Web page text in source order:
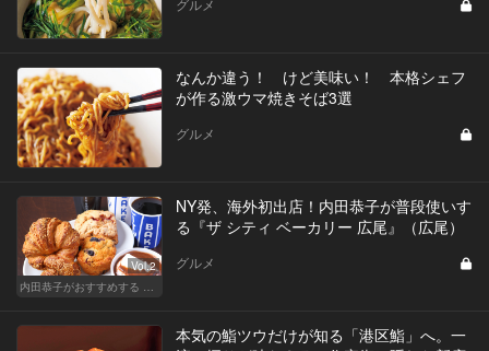
なんか違う！ けど美味い！ 本格シェフ
が作る激ウマ焼きそば3選
グルメ
Vol.2
内田恭子がおすすめする 「秘密の広尾」
NY発、海外初出店！内田恭子が普段使いす
る『ザ シティ ベーカリー 広尾』（広尾）
グルメ
本気の鮨ツウだけが知る「港区鮨」へ。一